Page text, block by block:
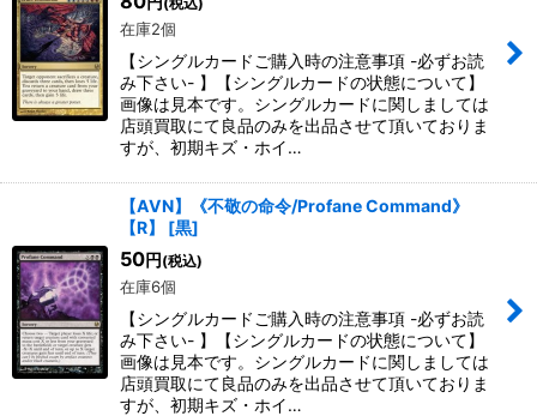
在庫2個
【シングルカードご購入時の注意事項 -必ずお読
み下さい- 】【シングルカードの状態について】
画像は見本です。シングルカードに関しましては
店頭買取にて良品のみを出品させて頂いておりま
すが、初期キズ・ホイ…
【AVN】《不敬の命令/Profane Command》
【R】
[黒]
50円 (税込)
在庫6個
【シングルカードご購入時の注意事項 -必ずお読
み下さい- 】【シングルカードの状態について】
画像は見本です。シングルカードに関しましては
店頭買取にて良品のみを出品させて頂いておりま
すが、初期キズ・ホイ…